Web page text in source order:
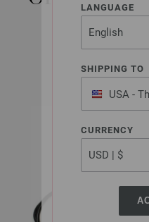
LANGUAGE
SHIPPING TO
USA -
of America
CURRENCY